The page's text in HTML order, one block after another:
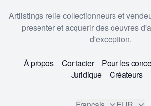
Artlistings relie collectionneurs et
presenter et acquerir des oeuvres
d'exception.
À propos Contacter
Pour les
Juridique
Créateurs